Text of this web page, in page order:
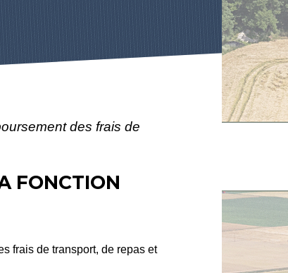
des frais de
FONCTION
frais de transport, de repas et